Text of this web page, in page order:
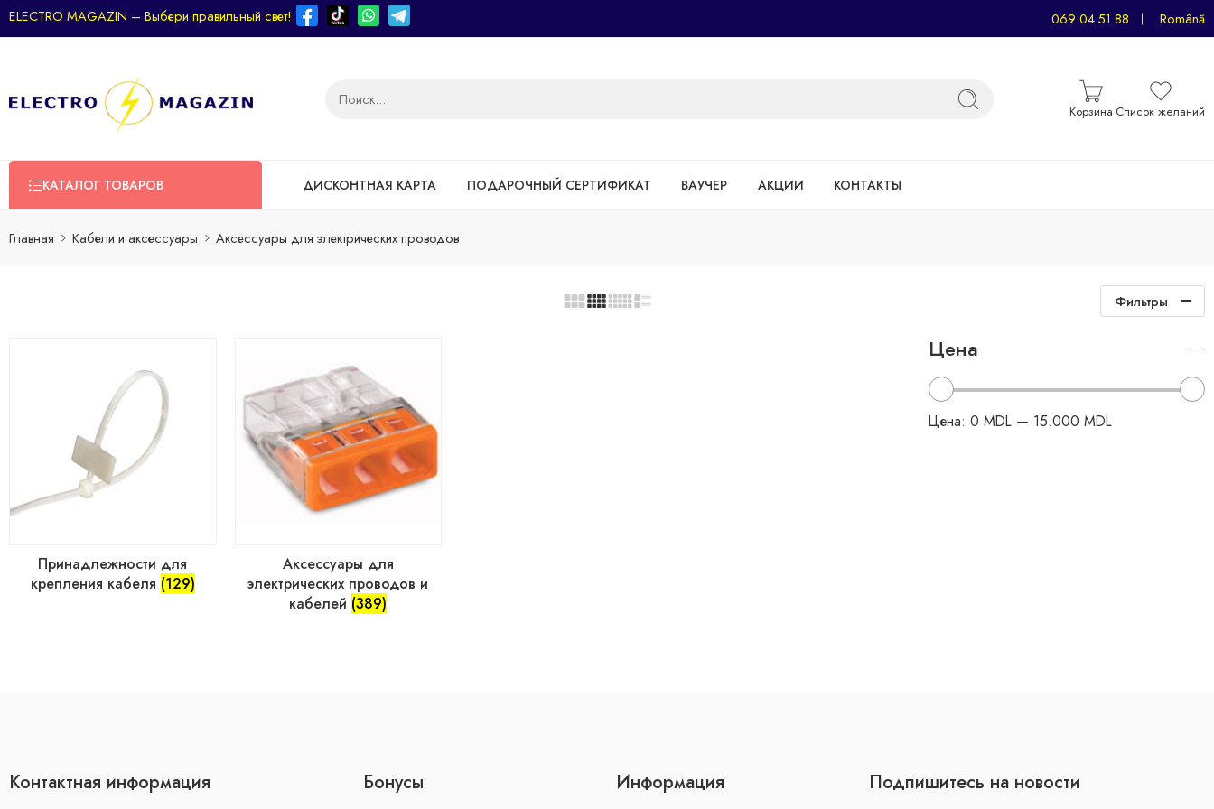
ELECTRO MAGAZIN – Выбери правильный свет! 069 04 51 88 Română
Корзина Список желаний
КАТАЛОГ ТОВАРОВ ДИСКОНТНАЯ КАРТА ПОДАРОЧНЫЙ СЕРТИФИКАТ ВАУЧЕР АКЦИИ КОНТАКТЫ
Главная Кабели и аксессуары Аксессуары для электрических проводов
Фильтры
Принадлежности для
крепления кабеля (129)
Аксессуары для
электрических проводов и
кабелей (389)
Цена
Цена: 0 MDL — 15.000 MDL
Контактная информация Бонусы Информация Подпишитесь на новости